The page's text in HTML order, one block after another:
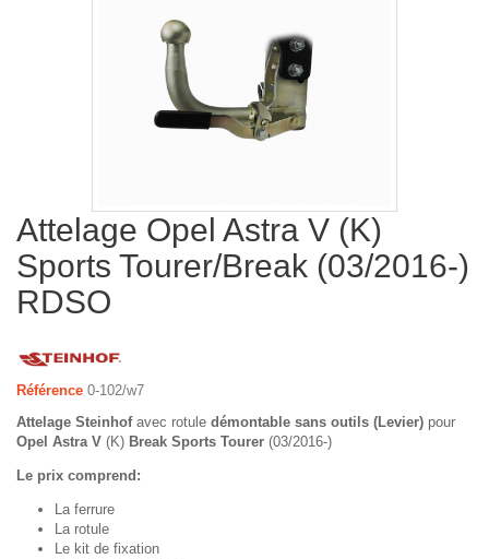
Attelage Opel Astra V (K)
Sports Tourer/Break (03/2016-)
RDSO
Référence 0-102/w7
Attelage Steinhofavec rotule démontable sans outils (Levier) pour
Opel Astra V (K) Break Sports Tourer (03/2016-)
Le prix comprend:
La ferrure
La rotule
Le kit de fixation